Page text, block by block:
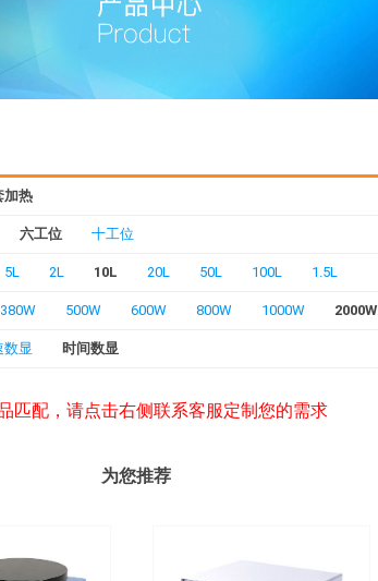
加热
六工位 十工位
5L 2L 10L 20L 50L 100L 1.5L
380W 500W 600W 800W 1000W 2000W
数显 时间数显
匹配，请点击右侧联系客服定制您的需求
为您推荐